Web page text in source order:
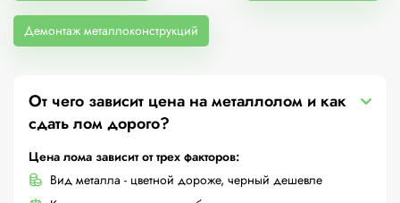
Демонтаж металлоконструкций
От чего зависит цена на металлолом и как
сдать лом дорого?
Цена лома зависит от трех факторов:
Вид металла - цветной дороже, черный дешевле